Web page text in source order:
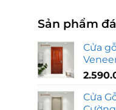
Sản phẩm
Cửa
Cửa